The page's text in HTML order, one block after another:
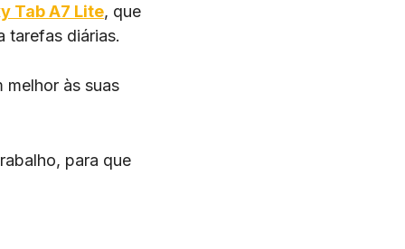
Tab A7 Lite, que
tarefas diárias.
às suas
para que